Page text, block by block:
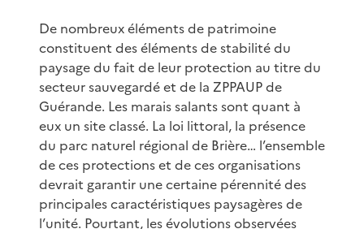
De nombreux éléments de patrimoine
constituent des éléments de stabilité du
paysage du fait de leur protection au titre du
secteur sauvegardé et de la ZPPAUP de
Guérande. Les marais salants sont quant à
eux un site classé. La loi littoral, la présence
du parc naturel régional de Brière… l’ensemble
de ces protections et de ces organisations
devrait garantir une certaine pérennité des
principales caractéristiques paysagères de
l’unité. Pourtant, les évolutions observées